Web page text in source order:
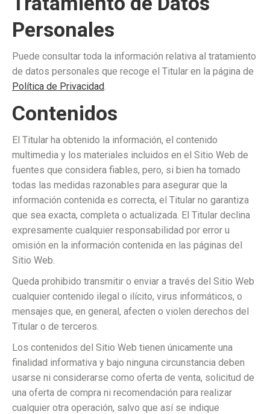
Personales
Puede consultar toda la información relativa al tratamiento
de datos personales que recoge el Titular en la página de
Política de Privacidad.
Contenidos
El Titular ha obtenido la información, el contenido
multimedia y los materiales incluidos en el Sitio Web de
fuentes que considera fiables, pero, si bien ha tomado
todas las medidas razonables para asegurar que la
información contenida es correcta, el Titular no garantiza
que sea exacta, completa o actualizada. El Titular declina
expresamente cualquier responsabilidad por error u
omisión en la información contenida en las páginas del
Sitio Web.
Queda prohibido transmitir o enviar a través del Sitio Web
cualquier contenido ilegal o ilícito, virus informáticos, o
mensajes que, en general, afecten o violen derechos del
Titular o de terceros.
Los contenidos del Sitio Web tienen únicamente una
finalidad informativa y bajo ninguna circunstancia deben
usarse ni considerarse como oferta de venta, solicitud de
una oferta de compra ni recomendación para realizar
cualquier otra operación, salvo que así se indique